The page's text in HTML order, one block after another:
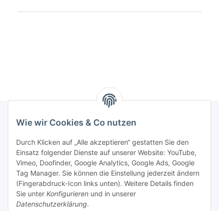
Wie wir Cookies & Co nutzen
Durch Klicken auf „Alle akzeptieren“ gestatten Sie den
Einsatz folgender Dienste auf unserer Website: YouTube,
Vimeo, Doofinder, Google Analytics, Google Ads, Google
Tag Manager. Sie können die Einstellung jederzeit ändern
(Fingerabdruck-Icon links unten). Weitere Details finden
Sie unter Konfigurieren und in unserer
Datenschutzerklärung.
Rechtliches
Allgemeines
Firma